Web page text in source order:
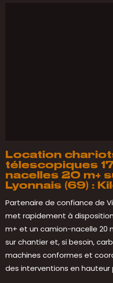
Location
télescopiques
nacelles 20 m+
Lyonnais (69) :
Partenaire de confiance de
met rapidement à
m+ et un camion-nacelle 20
sur chantier et, si besoin,
machines conformes et
des interventions en hauteur